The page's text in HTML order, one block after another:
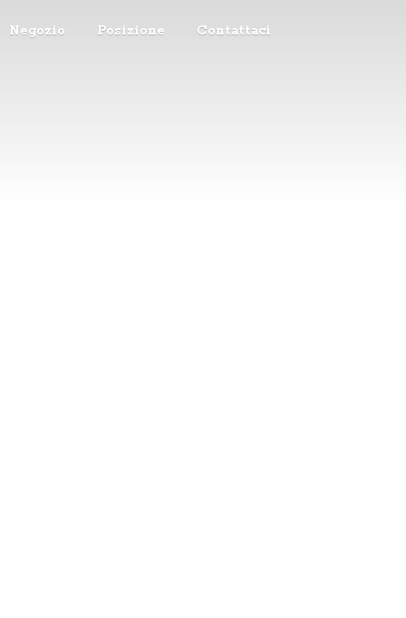
Negozio Posizione Contattaci